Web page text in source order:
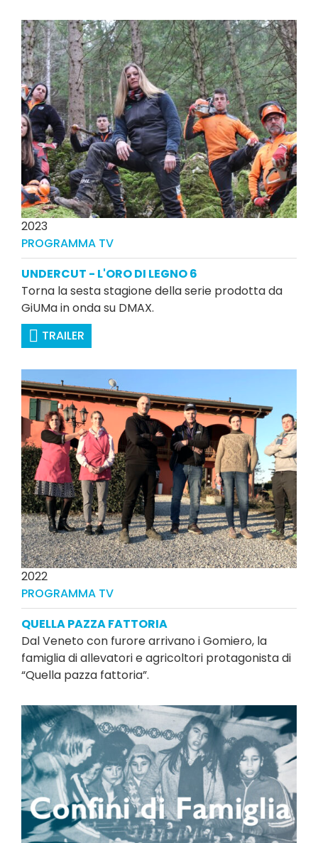
2023
PROGRAMMA TV
UNDERCUT - L'ORO DI LEGNO 6
Torna la sesta stagione della serie prodotta da
GiUMa in onda su DMAX.
TRAILER
2022
PROGRAMMA TV
QUELLA PAZZA FATTORIA
Dal Veneto con furore arrivano i Gomiero, la
famiglia di allevatori e agricoltori protagonista di
“Quella pazza fattoria”.